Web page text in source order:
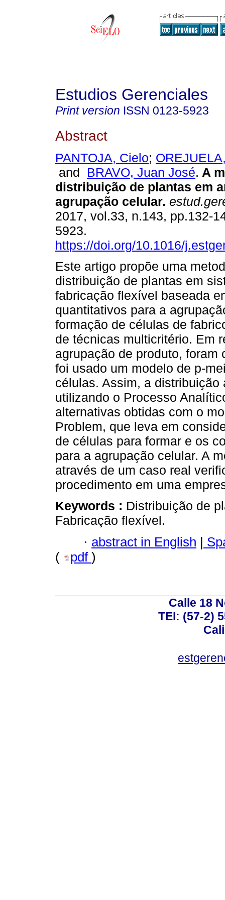
Estudios Gerenciales
Print version ISSN 0123-5923
Abstract
PANTOJA, Cielo;
and BRAVO, Juan José. A
distribuição de plantas em
agrupação celular.
2017, vol.33, n.143, pp.132-
5923.
https://doi.org/10.1016/
Este artigo propõe uma
distribuição de plantas em
fabricação flexível baseada
quantitativos para a
formação de células de
de técnicas multicritério. Em
agrupação de produto,
foi usado um modelo de p-
células. Assim, a
utilizando o Processo
alternativas obtidas com o
Problem, que leva em
de células para formar e os
para a agrupação celular. A
através de um caso real
procedimento em uma
Keywords : Distribuição de
Fabricação flexível.
· abstract in English |
(
pdf )
Calle 18
TEl: (57-2)